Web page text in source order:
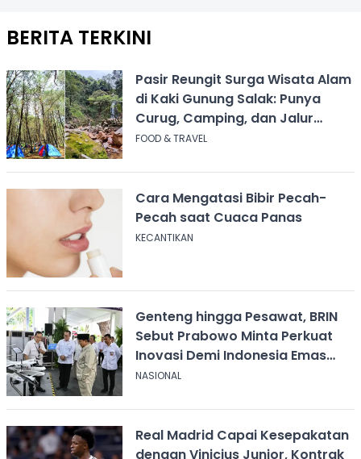
BERITA TERKINI
Pasir Reungit Surga Wisata Alam
di Kaki Gunung Salak: Punya
Curug, Camping, dan Jalur
Pendakian
FOOD & TRAVEL
Cara Mengatasi Bibir Pecah-
Pecah saat Cuaca Panas
KECANTIKAN
Genteng hingga Pesawat, BRIN
Sebut Prabowo Minta Perkuat
Inovasi Demi Indonesia Emas
2045
NASIONAL
Real Madrid Capai Kesepakatan
dengan Vinicius Junior, Kontrak